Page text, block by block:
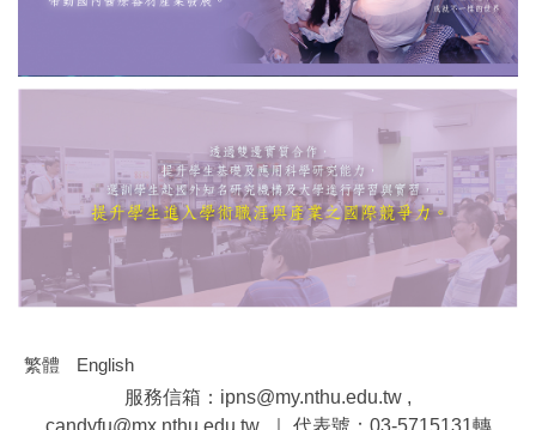
繁體
English
服務信箱：ipns@my.nthu.edu.tw ,